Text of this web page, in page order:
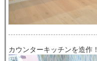
カウンターキッチンを造作！